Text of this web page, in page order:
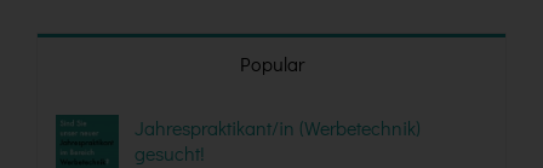
Popular
Jahrespraktikant/in (Werbetechnik)
gesucht!